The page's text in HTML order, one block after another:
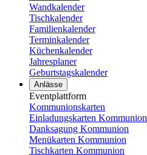
Wandkalender
Tischkalender
Familienkalender
Terminkalender
Küchenkalender
Jahresplaner
Geburtstagskalender
Anlässe
Eventplattform
Kommunionskarten
Einladungskarten Kommunion
Danksagung Kommunion
Menükarten Kommunion
Tischkarten Kommunion